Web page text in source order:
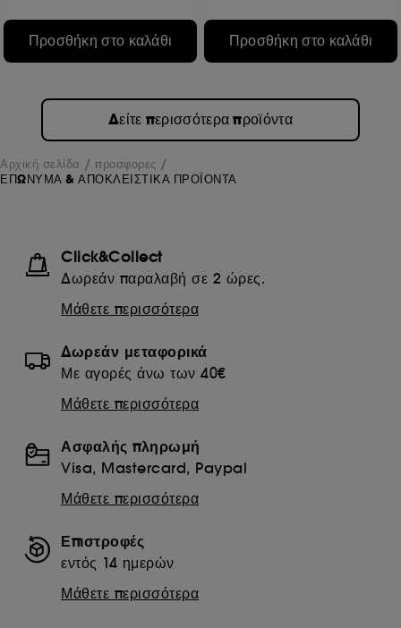
Προσθήκη στο καλάθι Προσθήκη στο καλάθι
Δείτε περισσότερα προϊόντα
Αρχική σελίδα προσφορες
ΕΠΩΝΥΜΑ & ΑΠΟΚΛΕΙΣΤΙΚΑ ΠΡΟΪΟΝΤΑ
Click&Collect
Δωρεάν παραλαβή σε 2 ώρες.
Μάθετε περισσότερα
Δωρεάν μεταφορικά
Με αγορές άνω των 40€
Μάθετε περισσότερα
Ασφαλής πληρωμή
Visa, Mastercard, Paypal
Μάθετε περισσότερα
Επιστροφές
εντός 14 ημερών
Μάθετε περισσότερα